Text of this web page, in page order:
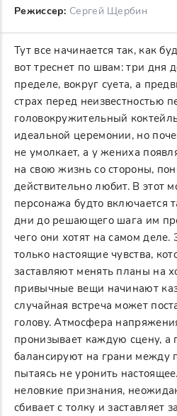
Режиссер: Сергей Щербин
Тут все начинается так, как
вот треснет по швам: три дня
пределе, вокруг суета, а
страх перед неизвестностью
головокружительный
идеальной церемонии, но
не умолкает, а у жениха
на свою жизнь со стороны,
действительно любит. В этот
персонажа будто включается
дни до решающего шага им
чего они хотят на самом деле.
только настоящие чувства,
заставляют менять планы на
привычные вещи начинают
случайная встреча может
голову. Атмосфера
пронизывает каждую сцену, а
балансируют на грани
пытаясь не уронить
неловкие признания,
сбивает с толку и заставляет